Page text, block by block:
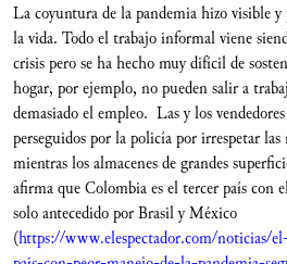
La coyuntura de la pandemia hizo visible
la vida. Todo el trabajo informal viene
crisis pero se ha hecho muy difícil de
hogar, por ejemplo, no pueden salir a
demasiado el empleo. Las y los
perseguidos por la policía por irrespetar
mientras los almacenes de grandes
afirma que Colombia es el tercer país con
solo antecedido por Brasil y México
(https://www.elespectador.com/noticias/